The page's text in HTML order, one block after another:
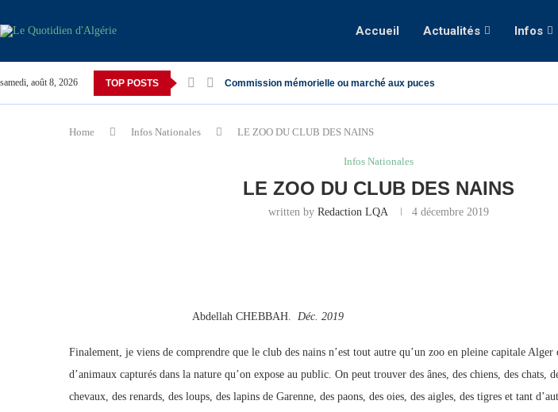
Accueil Actualités Infos
samedi, août 8, 2026 TOP POSTS Commission mémorielle ou marché aux puces
Home Infos Nationales LE ZOO DU CLUB DES NAINS
Infos Nationales
LE ZOO DU CLUB DES NAINS
written by Redaction LQA 4 décembre 2019
Abdellah CHEBBAH. Déc. 2019
Finalement, je viens de comprendre que le club des nains n’est tout autre qu’un zoo en pleine capitale Alger
d’animaux capturés dans la nature qu’on expose au public. On peut trouver des ânes, des chiens, des chats,
chevaux, des renards, des loups, des lapins de Garenne, des paons, des oies, des aigles, des tigres et tant